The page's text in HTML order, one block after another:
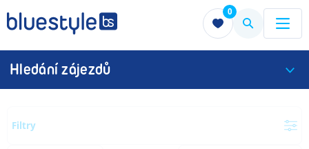
0
Menu Menu
Hledání zájezdů
Filtry